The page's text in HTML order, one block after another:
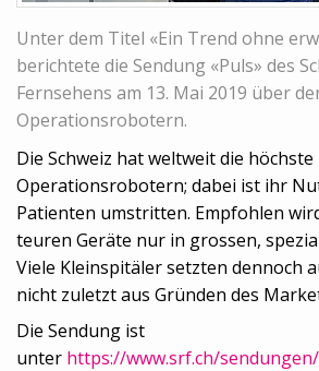
Unter dem Titel «Ein Trend ohne
berichtete die Sendung «Puls» des
Fernsehens am 13. Mai 2019 über
Operationsrobotern.
Die Schweiz hat weltweit die höchste
Operationsrobotern; dabei ist ihr
Patienten umstritten. Empfohlen
teuren Geräte nur in grossen,
Viele Kleinspitäler setzten dennoch
nicht zuletzt aus Gründen des
Die Sendung ist
unter https://www.srf.ch/